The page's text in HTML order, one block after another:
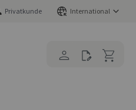
Privatkunde International